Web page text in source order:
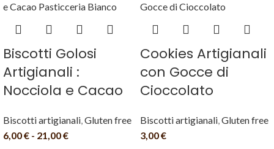
Biscotti Golosi
Artigianali :
Nocciola e Cacao
Biscotti artigianali,Gluten free
6,00€ - 21,00€
Cookies Artigianali
con Gocce di
Cioccolato
Biscotti artigianali,Gluten free
3,00€